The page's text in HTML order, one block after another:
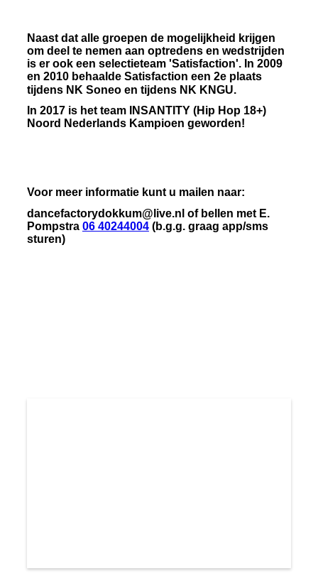
Naast dat alle groepen de mogelijkheid krijgen
om deel te nemen aan optredens en wedstrijden
is er ook een selectieteam 'Satisfaction'. In 2009
en 2010 behaalde Satisfaction een 2e plaats
tijdens NK Soneo en tijdens NK KNGU.
In 2017 is het team INSANTITY (Hip Hop 18+)
Noord Nederlands Kampioen geworden!
Voor meer informatie kunt u mailen naar:
dancefactorydokkum@live.nl of bellen met E.
Pompstra 06 40244004(b.g.g. graag app/sms
sturen)